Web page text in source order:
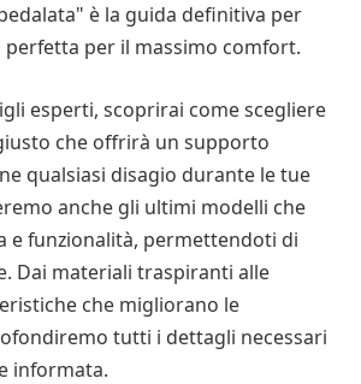
è la guida definitiva per
perfetta per il massimo comfort.
esperti, scoprirai come scegliere
che offrirà un supporto
qualsiasi disagio durante le tue
anche gli ultimi modelli che
e funzionalità, permettendoti di
Dai materiali traspiranti alle
che migliorano le
tutti i dettagli necessari
informata.